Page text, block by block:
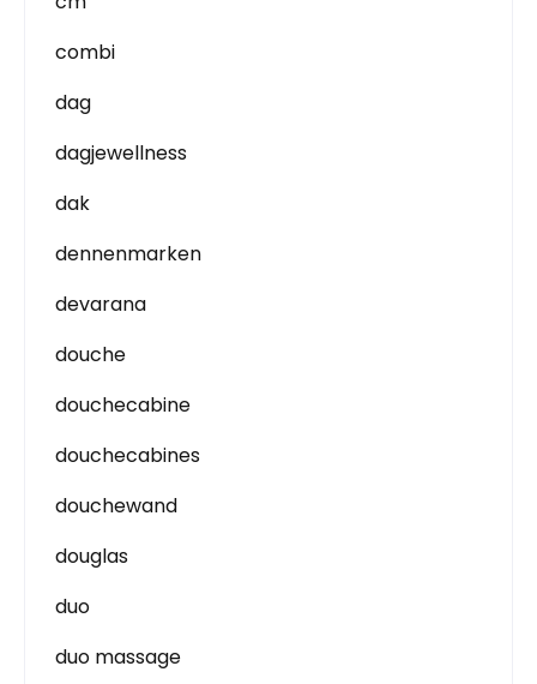
combi
dag
dagjewellness
dak
dennenmarken
devarana
douche
douchecabine
douchecabines
douchewand
douglas
duo
duo massage